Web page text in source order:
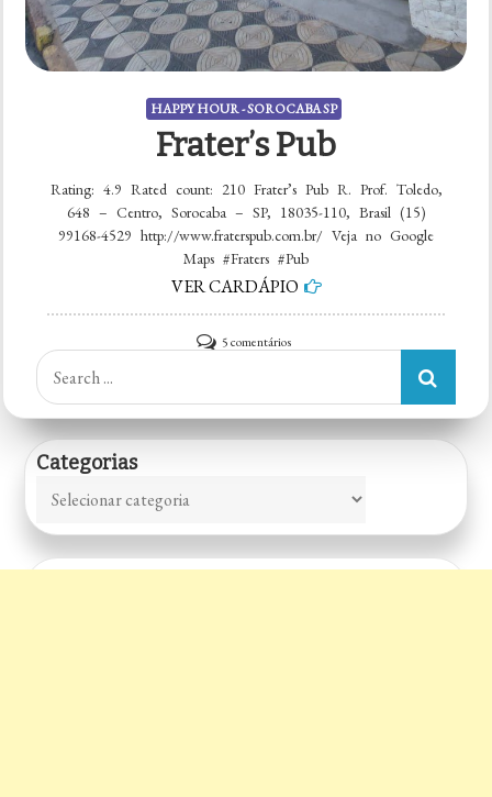
HAPPY HOUR - SOROCABA SP
Frater’s Pub
Rating: 4.9 Rated count: 210 Frater’s Pub R. Prof. Toledo,
648 – Centro, Sorocaba – SP, 18035-110, Brasil (15)
99168-4529 http://www.fraterspub.com.br/ Veja no Google
Maps #Fraters #Pub
VER CARDÁPIO
5 comentáriosem
Pub
Search
for:
Categorias
Categorias